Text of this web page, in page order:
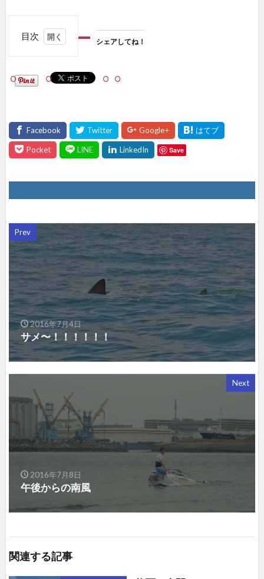
目次
アし
て
シェアしてね！
Save
Prev
2016年7月4日
サメ〜！！！！！！
Next
2016年7月8日
午後からの南風
関連する記事